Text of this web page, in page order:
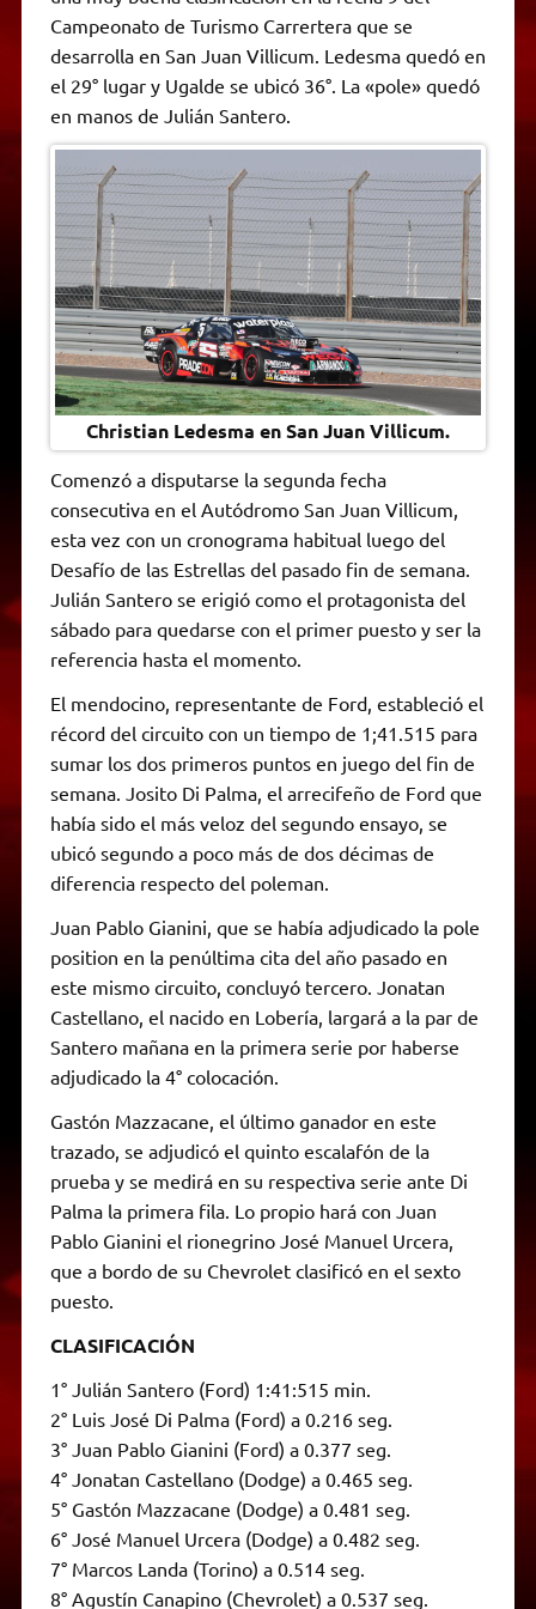
p
p
a
m
r
o
k
n
g
e
i
n
k
F
r
i
n
d
l
y
Campeonato de Turismo Carrertera que se
desarrolla en San Juan Villicum. Ledesma quedó en
el 29° lugar y Ugalde se ubicó 36°. La «pole» quedó
en manos de Julián Santero.
Christian Ledesma en San Juan Villicum.
Comenzó a disputarse la segunda fecha
consecutiva en el Autódromo San Juan Villicum,
esta vez con un cronograma habitual luego del
Desafío de las Estrellas del pasado fin de semana.
Julián Santero se erigió como el protagonista del
sábado para quedarse con el primer puesto y ser la
referencia hasta el momento.
El mendocino, representante de Ford, estableció el
récord del circuito con un tiempo de 1;41.515 para
sumar los dos primeros puntos en juego del fin de
semana. Josito Di Palma, el arrecifeño de Ford que
había sido el más veloz del segundo ensayo, se
ubicó segundo a poco más de dos décimas de
diferencia respecto del poleman.
Juan Pablo Gianini, que se había adjudicado la pole
position en la penúltima cita del año pasado en
este mismo circuito, concluyó tercero. Jonatan
Castellano, el nacido en Lobería, largará a la par de
Santero mañana en la primera serie por haberse
adjudicado la 4° colocación.
Gastón Mazzacane, el último ganador en este
trazado, se adjudicó el quinto escalafón de la
prueba y se medirá en su respectiva serie ante Di
Palma la primera fila. Lo propio hará con Juan
Pablo Gianini el rionegrino José Manuel Urcera,
que a bordo de su Chevrolet clasificó en el sexto
puesto.
CLASIFICACIÓN
1° Julián Santero (Ford) 1:41:515 min.
2° Luis José Di Palma (Ford) a 0.216 seg.
3° Juan Pablo Gianini (Ford) a 0.377 seg.
4° Jonatan Castellano (Dodge) a 0.465 seg.
5° Gastón Mazzacane (Dodge) a 0.481 seg.
6° José Manuel Urcera (Dodge) a 0.482 seg.
7° Marcos Landa (Torino) a 0.514 seg.
8° Agustín Canapino (Chevrolet) a 0.537 seg.